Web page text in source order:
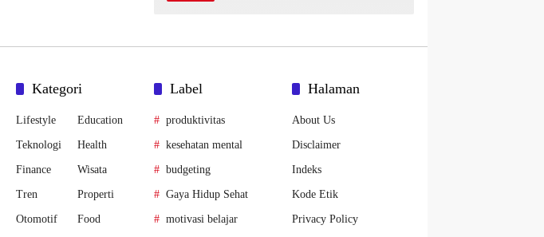
Kategori
Lifestyle Education
Teknologi Health
Finance Wisata
Tren Properti
Otomotif Food
Label
produktivitas
kesehatan mental
budgeting
Gaya Hidup Sehat
motivasi belajar
Halaman
About Us
Disclaimer
Indeks
Kode Etik
Privacy Policy